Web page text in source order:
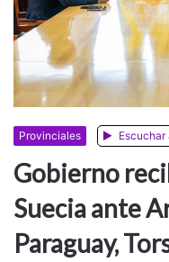
Provinciales
Gobierno
Suecia ante
Paraguay,